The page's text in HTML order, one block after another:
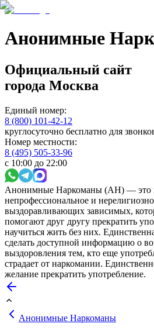
Анонимные
Официальный сайт
города Москва
Единый номер:
8 (800) 101-42-12
круглосуточно бесплатно для
Номер местности:
8 (495) 505-33-96
с 10:00 до 22:00
Анонимные Наркоманы (АН) — это
непрофессиональное и
выздоравливающих зависимых,
помогают друг другу прекратить
научиться жить без них.
сделать доступной информацию о
выздоровления тем, кто еще
страдает от наркомании.
желание прекратить употребление.
Анонимные Наркоманы